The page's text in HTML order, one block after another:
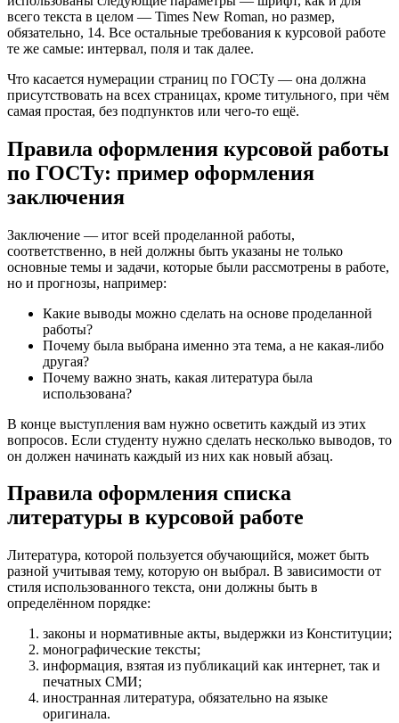
всего текста в целом — Times New Roman, но размер,
обязательно, 14. Все остальные требования к курсовой работе
те же самые: интервал, поля и так далее.
Что касается нумерации страниц по ГОСТу — она должна
присутствовать на всех страницах, кроме титульного, при чём
самая простая, без подпунктов или чего-то ещё.
Правила оформления курсовой работы
по ГОСТу: пример оформления
заключения
Заключение — итог всей проделанной работы,
соответственно, в ней должны быть указаны не только
основные темы и задачи, которые были рассмотрены в работе,
но и прогнозы, например:
Какие выводы можно сделать на основе проделанной
работы?
Почему была выбрана именно эта тема, а не какая-либо
другая?
Почему важно знать, какая литература была
использована?
В конце выступления вам нужно осветить каждый из этих
вопросов. Если студенту нужно сделать несколько выводов, то
он должен начинать каждый из них как новый абзац.
Правила оформления списка
литературы в курсовой работе
Литература, которой пользуется обучающийся, может быть
разной учитывая тему, которую он выбрал. В зависимости от
стиля использованного текста, они должны быть в
определённом порядке:
законы и нормативные акты, выдержки из Конституции;
монографические тексты;
информация, взятая из публикаций как интернет, так и
печатных СМИ;
иностранная литература, обязательно на языке
оригинала.